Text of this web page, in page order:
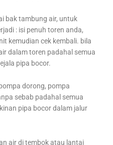
bak tambung air, untuk
: isi penuh toren anda,
kemudian cek kembali. bila
dalam toren padahal semua
pipa bocor.
dorong, pompa
sebab padahal semua
pipa bocor dalam jalur
air di tembok atau lantai